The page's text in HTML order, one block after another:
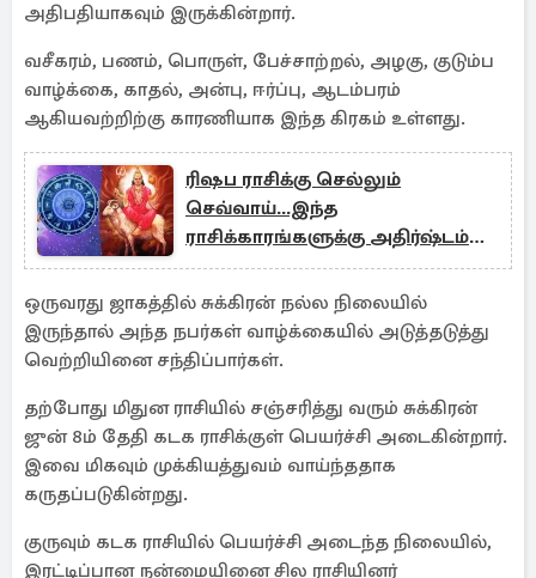
அதிபதியாகவும் இருக்கின்றார்.
வசீகரம், பணம், பொருள், பேச்சாற்றல், அழகு, குடும்ப
வாழ்க்கை, காதல், அன்பு, ஈர்ப்பு, ஆடம்பரம்
ஆகியவற்றிற்கு காரணியாக இந்த கிரகம் உள்ளது.
ரிஷப ராசிக்கு செல்லும்
செவ்வாய்...இந்த
ராசிக்காரங்களுக்கு அதிர்ஷ்டம்
தான்.
ஒருவரது ஜாகத்தில் சுக்கிரன் நல்ல நிலையில்
இருந்தால் அந்த நபர்கள் வாழ்க்கையில் அடுத்தடுத்து
வெற்றியினை சந்திப்பார்கள்.
தற்போது மிதுன ராசியில் சஞ்சரித்து வரும் சுக்கிரன்
ஜுன் 8ம் தேதி கடக ராசிக்குள் பெயர்ச்சி அடைகின்றார்.
இவை மிகவும் முக்கியத்துவம் வாய்ந்ததாக
கருதப்படுகின்றது.
குருவும் கடக ராசியில் பெயர்ச்சி அடைந்த நிலையில்,
இரட்டிப்பான நன்மையினை சில ராசியினர்